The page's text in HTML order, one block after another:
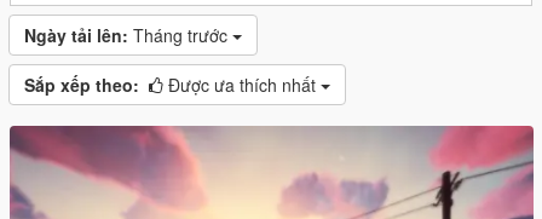
Ngày tải lên: Tháng trước
Sắp xếp theo: Được ưa thích nhất